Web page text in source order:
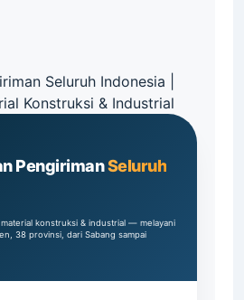
Seluruh Indonesia |
Konstruksi & Industrial
PengirimanSeluruh
konstruksi & industrial — melayani
38 provinsi, dari Sabang sampai